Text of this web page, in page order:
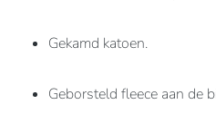
Gekamd katoen.
Geborsteld fleece aan de